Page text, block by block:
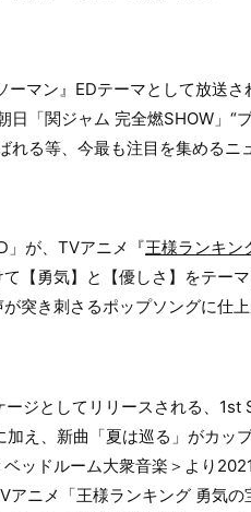
マン』EDテーマとして放送
日「関ジャム 完全燃SHOW」“
れる等、今最も注目を集める
」が、TVアニメ『王様ランキン
【勇気】と【優しさ】をテー
突き刺さるポップソングに仕
ジとしてリリースされる、
加え、新曲「夏は巡る」がカ
ッドルーム大衆音楽＞より
アニメ「王様ランキング 勇気